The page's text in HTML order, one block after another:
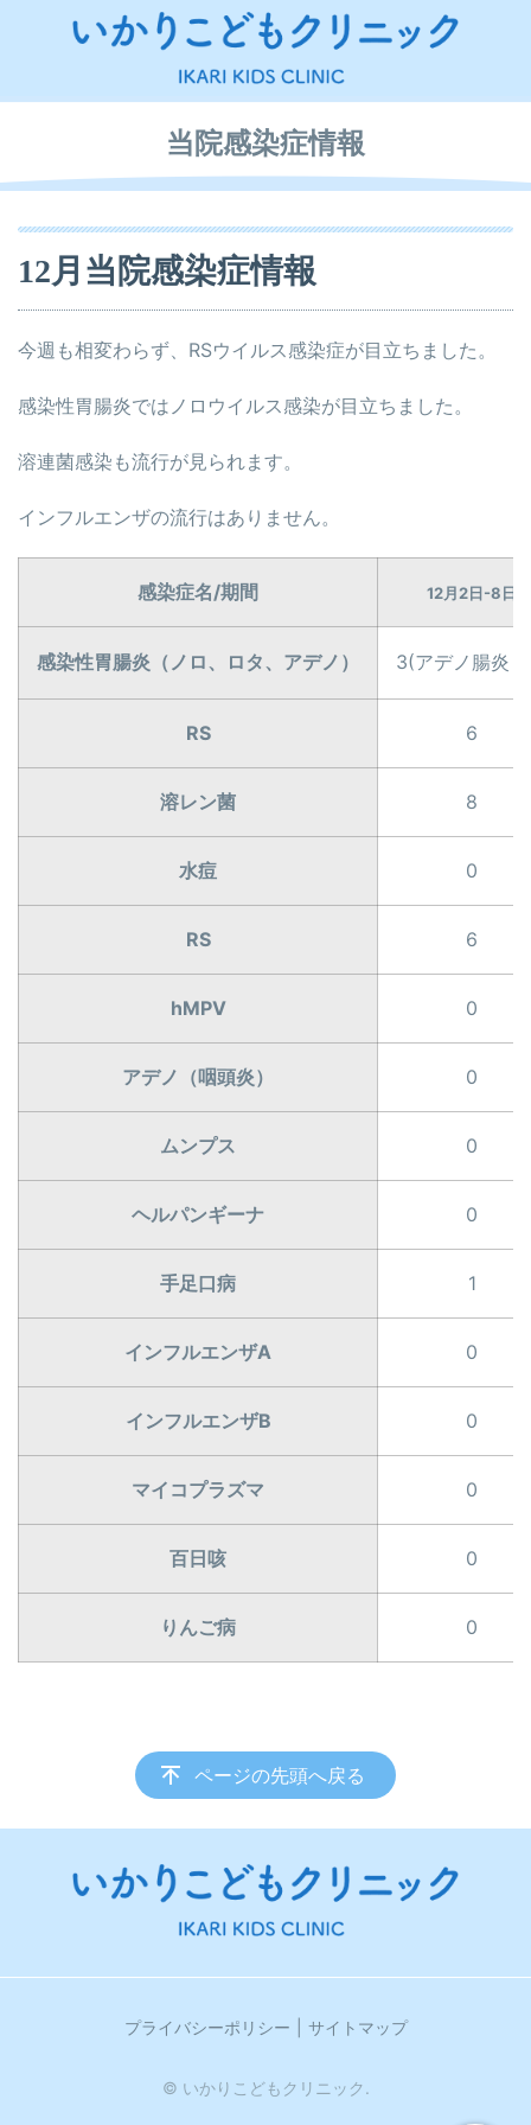
当院感染症情報
12月当院感染症情報
今週も相変わらず、RSウイルス感染症が目立ちました。
感染性胃腸炎ではノロウイルス感染が目立ちました。
溶連菌感染も流行が見られます。
インフルエンザの流行はありません。
感染症名/期間 12月2日-8日
感染性胃腸炎（ノロ、ロタ、アデノ） 3(アデノ腸炎
RS 6
溶レン菌 8
水痘 0
RS 6
hMPV 0
アデノ（咽頭炎） 0
ムンプス 0
ヘルパンギーナ 0
手足口病 1
インフルエンザA 0
インフルエンザB 0
マイコプラズマ 0
百日咳 0
りんご病 0
ページの先頭へ戻る
プライバシーポリシー サイトマップ
© いかりこどもクリニック.